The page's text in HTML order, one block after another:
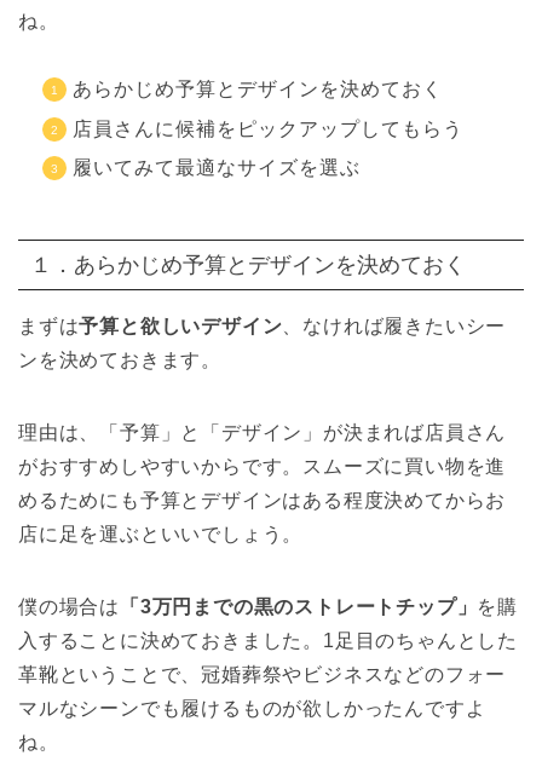
ね。
あらかじめ予算とデザインを決めておく
店員さんに候補をピックアップしてもらう
履いてみて最適なサイズを選ぶ
１．あらかじめ予算とデザインを決めておく
まずは予算と欲しいデザイン 、なければ履きたいシー
ンを決めておきます。
理由は、「予算」と「デザイン」が決まれば店員さん
がおすすめしやすいからです。スムーズに買い物を進
めるためにも予算とデザインはある程度決めてからお
店に足を運ぶといいでしょう。
僕の場合は 「3万円までの黒のストレートチップ」 を購
入することに決めておきました。1足目のちゃんとした
革靴ということで、冠婚葬祭やビジネスなどのフォー
マルなシーンでも履けるものが欲しかったんですよ
ね。